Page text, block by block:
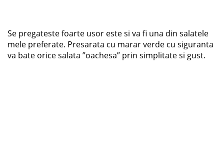
Se pregateste foarte usor este si va fi una din salatele
mele preferate. Presarata cu marar verde cu siguranta
va bate orice salata ”oachesa” prin simplitate si gust.